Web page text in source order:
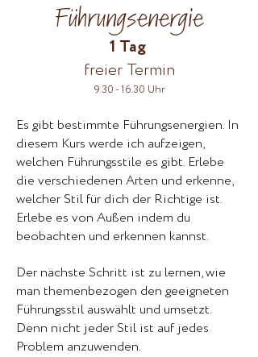
Führungsenergie
1 Tag
freier Termin
9.30 - 16.30 Uhr
Es gibt bestimmte Führungsenergien. In
diesem Kurs werde ich aufzeigen,
welchen Führungsstile es gibt. Erlebe
die verschiedenen Arten und erkenne,
welcher Stil für dich der Richtige ist.
Erlebe es von Außen indem du
beobachten und erkennen kannst.
Der nächste Schritt ist zu lernen, wie
man themenbezogen den geeigneten
Führungsstil auswählt und umsetzt.
Denn nicht jeder Stil ist auf jedes
Problem anzuwenden.